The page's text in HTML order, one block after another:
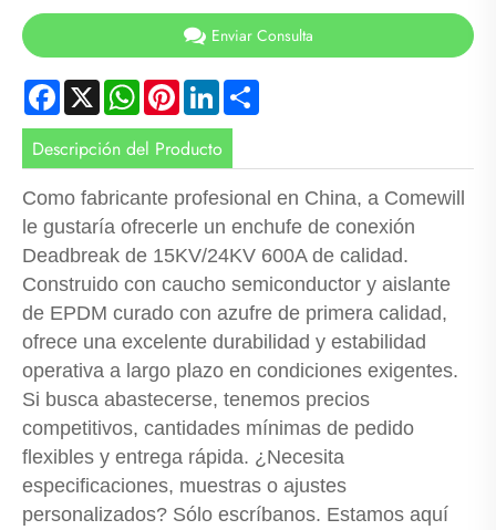
Enviar Consulta
Facebook
X WhatsApp
PinterestLinkedIn
Descripción del Producto
Como fabricante profesional en China, a Comewill
le gustaría ofrecerle un enchufe de conexión
Deadbreak de 15KV/24KV 600A de calidad.
Construido con caucho semiconductor y aislante
de EPDM curado con azufre de primera calidad,
ofrece una excelente durabilidad y estabilidad
operativa a largo plazo en condiciones exigentes.
Si busca abastecerse, tenemos precios
competitivos, cantidades mínimas de pedido
flexibles y entrega rápida. ¿Necesita
especificaciones, muestras o ajustes
personalizados? Sólo escríbanos. Estamos aquí